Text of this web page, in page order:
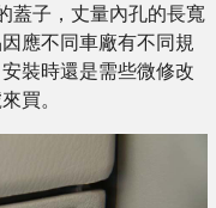
蓋子，丈量內孔的長寬
應不同車廠有不同規
裝時還是需些微修改
買。